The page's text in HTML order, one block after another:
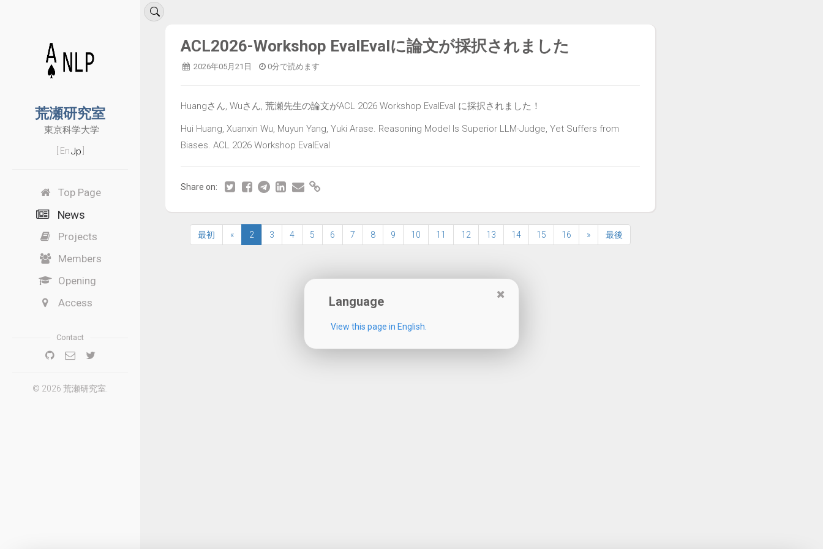
荒瀬研究室
東京科学大学
EnJp
Top Page
News
Projects
Members
Opening
Access
Contact
© 2026 荒瀬研究室.
ACL2026-Workshop EvalEvalに論文が採択されました
2026年05月21日 0分で読めます
Huangさん, Wuさん, 荒瀬先生の論文がACL 2026 Workshop EvalEval に採択されました！
Hui Huang, Xuanxin Wu, Muyun Yang, Yuki Arase. Reasoning Model Is Superior LLM-Judge, Yet Suffers from
Biases. ACL 2026 Workshop EvalEval
Share on:
最初 « 2 3 4 5 6 7 8 9 10 11 12 13 14 15 16 » 最後
Language
View this page in English.